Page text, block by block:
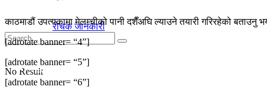
No Result
रोचक जानकारी
प्रदेश
काठमाडौं उपत्यकामा मेलम्चीको पानी दशैँअघि ल्याउने तयारी गरिरहेको
[adrotate banner= “4”]
[adrotate banner= “5”]
[adrotate banner= “6”]